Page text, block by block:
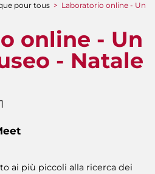
pour tous > Laboratorio online - Un
online - Un
- Natale
ai più piccoli alla ricerca dei